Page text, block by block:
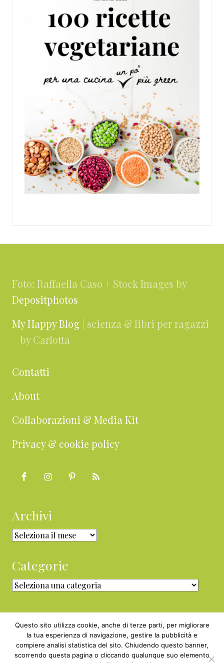
Foto: Raffaella Caso + Stock Images by
Depositphotos
My Happy Blog | scienza & libri per ragazzi
– by Carlotta
Contatti
About
Collaborazioni & Media Kit
Privacy & cookie policy
Archivi
Archivi
Categorie
Categorie
Copyright © 2010 - 2026 BabyGreen™ ·
Questo sito utilizza cookie, anche di terze parti, per migliorare
la tua esperienza di navigazione, gestire la pubblicità e
compiere analisi statistica del sito. Chiudendo questo banner,
scorrendo questa pagina o cliccando qualunque suo elemento